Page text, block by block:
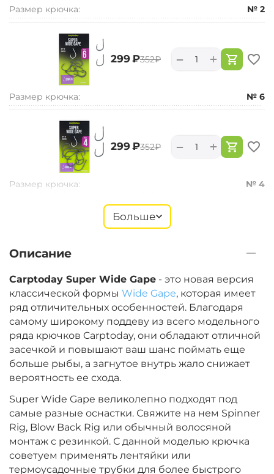
Размер крючка: № 2
‍299‍ ₽‍352‍₽ +
−
Размер крючка: № 6
‍299‍ ₽‍352‍₽ +
−
Размер крючка: № 4
‍299‍ ₽‍352‍₽ +
−
Размер крючка: № 10
Больше
Описание
Carptoday Super Wide Gape - это новая версия
классической формы Wide Gape, которая имеет
ряд отличительных особенностей. Благодаря
самому широкому поддеву из всего модельного
ряда крючков Carptoday, они обладают отличной
засечкой и повышают ваш шанс поймать еще
больше рыбы, а загнутое внутрь жало снижает
вероятность ее схода.
Super Wide Gape великолепно подходят под
самые разные оснастки. Свяжите на нем Spinner
Rig, Blow Back Rig или обычный волосяной
монтаж с резинкой. С данной моделью крючка
советуем применять лентяйки или
термоусадочные трубки для более быстрого